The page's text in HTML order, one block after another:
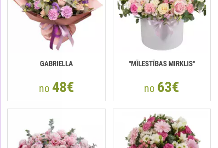
GABRIELLA
no 48€
''MĪLESTĪBAS MIRKLIS''
no 63€